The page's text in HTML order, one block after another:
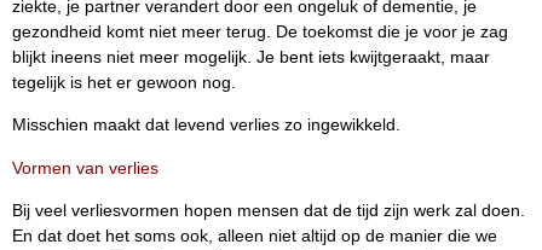
ziekte, je partner verandert door een ongeluk of dementie, je
gezondheid komt niet meer terug. De toekomst die je voor je zag
blijkt ineens niet meer mogelijk. Je bent iets kwijtgeraakt, maar
tegelijk is het er gewoon nog.
Misschien maakt dat levend verlies zo ingewikkeld.
Vormen van verlies
Bij veel verliesvormen hopen mensen dat de tijd zijn werk zal doen.
En dat doet het soms ook, alleen niet altijd op de manier die we